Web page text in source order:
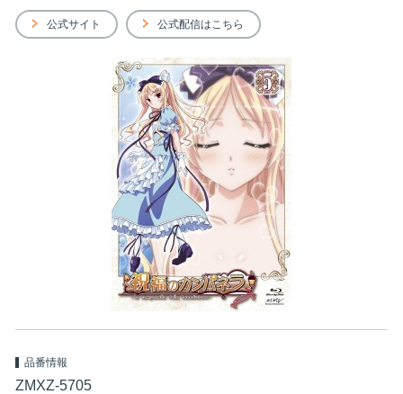
公式サイト 公式配信はこちら
品番情報
ZMXZ-5705